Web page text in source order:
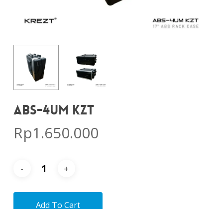
ABS-4UM KZT
Rp1.650.000
Add To Cart